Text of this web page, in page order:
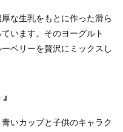
な生乳をもとに作った滑ら
います。そのヨーグルト
ベリーを贅沢にミックスし
いカップと子供のキャラク